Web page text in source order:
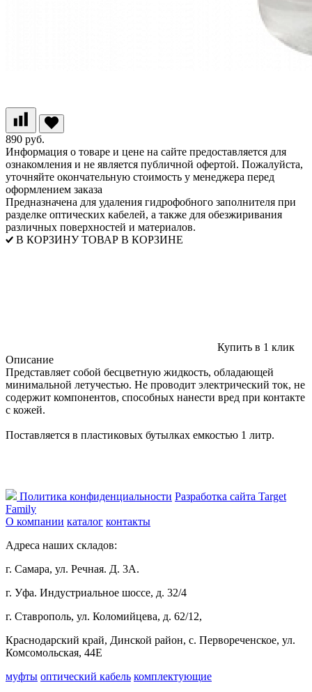
890 руб.
Информация о товаре и цене на сайте предоставляется для
ознакомления и не является публичной офертой. Пожалуйста,
уточняйте окончательную стоимость у менеджера перед
оформлением заказа
Предназначена для удаления гидрофобного заполнителя при
разделке оптических кабелей, а также для обезжиривания
различных поверхностей и материалов.
В КОРЗИНУ ТОВАР В КОРЗИНЕ
Купить в 1 клик
Описание
Представляет собой бесцветную жидкость, обладающей
минимальной летучестью. Не проводит электрический ток, не
содержит компонентов, способных нанести вред при контакте
с кожей.
Поставляется в пластиковых бутылках емкостью 1 литр.
Политика конфиденциальности Разработка сайта Target
Family
О компании каталог контакты
Адреса наших складов:
г. Самара, ул. Речная. Д. 3А.
г. Уфа. Индустриальное шоссе, д. 32/4
г. Ставрополь, ул. Коломийцева, д. 62/12,
Краснодарский край, Динской район, с. Первореченское, ул.
Комсомольская, 44Е
муфты оптический кабель комплектующие